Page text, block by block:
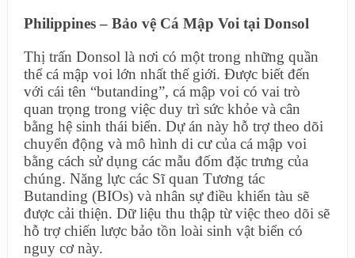
Philippines – Bảo vệ Cá Mập Voi tại Donsol
Thị trấn Donsol là nơi có một trong những quần
thể cá mập voi lớn nhất thế giới. Được biết đến
với cái tên “butanding”, cá mập voi có vai trò
quan trọng trong việc duy trì sức khỏe và cân
bằng hệ sinh thái biển. Dự án này hỗ trợ theo dõi
chuyển động và mô hình di cư của cá mập voi
bằng cách sử dụng các mẫu đốm đặc trưng của
chúng. Năng lực các Sĩ quan Tương tác
Butanding (BIOs) và nhân sự điều khiển tàu sẽ
được cải thiện. Dữ liệu thu thập từ việc theo dõi sẽ
hỗ trợ chiến lược bảo tồn loài sinh vật biển có
nguy cơ này.